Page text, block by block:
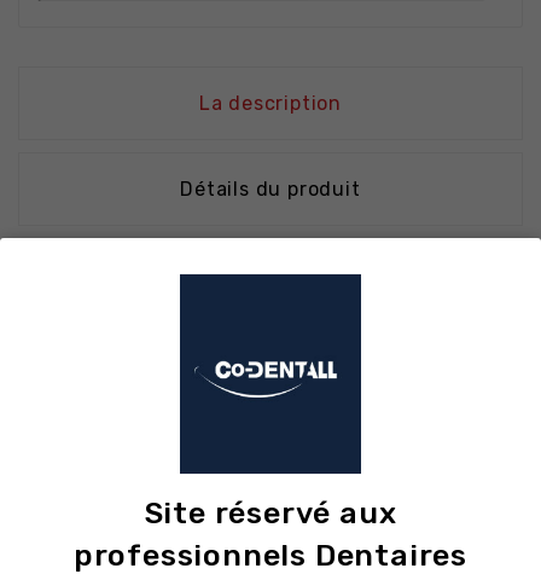
La description
Détails du produit
Présentation
Le clamp MED046 noir (avec ailettes) est
d’installer préalablement la digue sur le clamp
avant de le mettre en bouche (technique sur
ailettes), simplifiant la procédure. La couleur
noire facilite son identification au plateau.
Site réservé aux
professionnels Dentaires